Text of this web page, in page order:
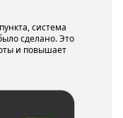
система
сделано. Это
и повышает